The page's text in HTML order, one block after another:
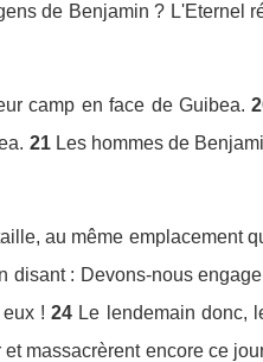
de Benjamin ? L'Eternel
camp en face de Guibea.
21 Les hommes de
au même emplacement
disant : Devons-nous
! 24 Le lendemain donc,
massacrèrent encore ce